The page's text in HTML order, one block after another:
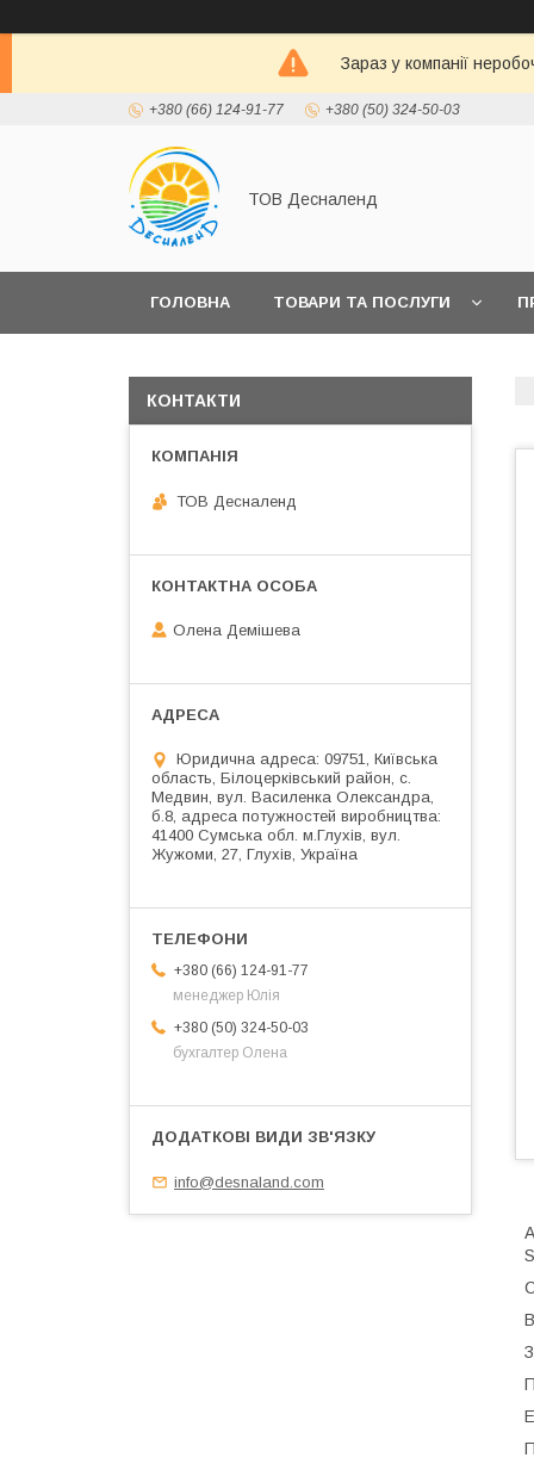
Зараз у компанії
+380 (66) 124-91-77 +380 (50) 324-50-03
ТОВ Десналенд
ГОЛОВНА ТОВАРИ ТА ПОСЛУГИ
КОНТАКТИ
ТОВ Десналенд
Олена Демішева
Юридична адреса: 09751, Київська
область, Білоцерківський район, с.
Медвин, вул. Василенка Олександра,
б.8, адреса потужностей виробництва:
41400 Сумська обл. м.Глухів, вул.
Жужоми, 27, Глухів, Україна
+380 (66) 124-91-77
менеджер Юлія
+380 (50) 324-50-03
бухгалтер Олена
info@desnaland.com